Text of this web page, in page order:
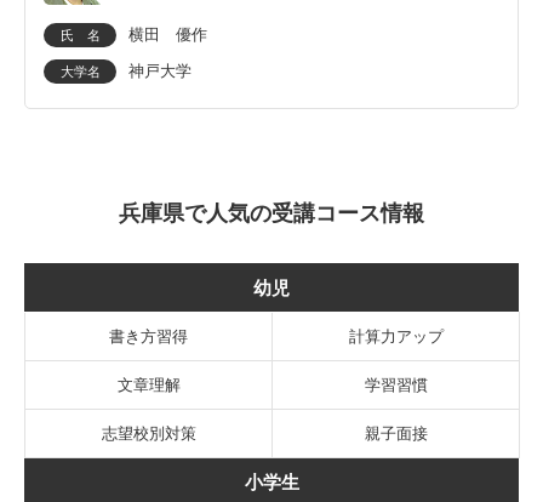
氏 名 横田 優作
大学名 神戸大学
兵庫県で人気の受講コース情報
幼児
書き方習得 計算力アップ
文章理解 学習習慣
志望校別対策 親子面接
小学生